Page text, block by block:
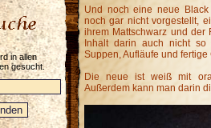
in allen
gesucht.
Und noch eine neue
noch gar nicht vorgestellt,
ihrem Mattschwarz und der
Inhalt darin auch nicht
Suppen, Aufläufe und
Die neue ist weiß mit
Außerdem kann man darin